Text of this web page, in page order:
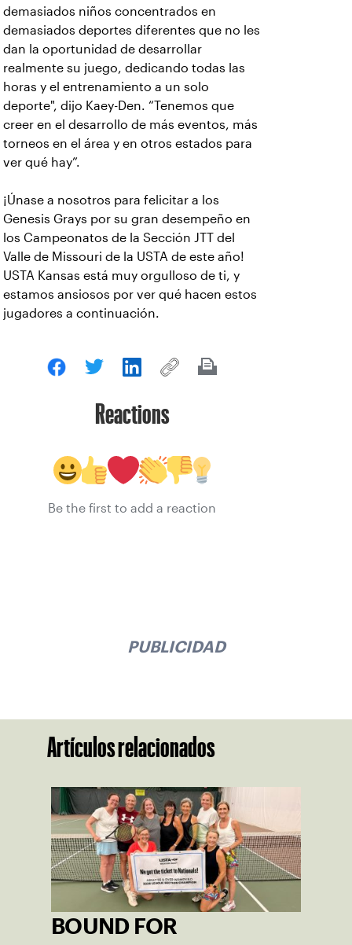
demasiados niños concentrados en
demasiados deportes diferentes que no les
dan la oportunidad de desarrollar
realmente su juego, dedicando todas las
horas y el entrenamiento a un solo
deporte", dijo Kaey-Den. “Tenemos que
creer en el desarrollo de más eventos, más
torneos en el área y en otros estados para
ver qué hay”.
¡Únase a nosotros para felicitar a los
Genesis Grays por su gran desempeño en
los Campeonatos de la Sección JTT del
Valle de Missouri de la USTA de este año!
USTA Kansas está muy orgulloso de ti, y
estamos ansiosos por ver qué hacen estos
jugadores a continuación.
Reactions
Be the first to add a reaction
PUBLICIDAD
Artículos relacionados
BOUND FOR